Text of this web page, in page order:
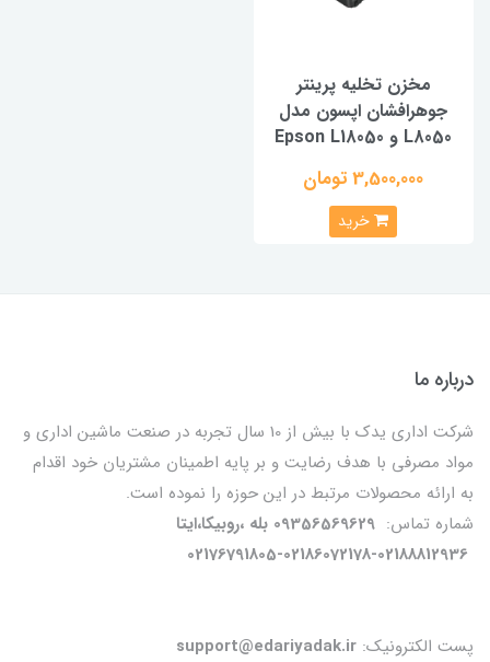
مخزن تخلیه پرینتر
جوهرافشان اپسون مدل
L8050 و Epson L18050
3,500,000 تومان
خرید
درباره ما
شرکت اداری یدک با بیش از 10 سال تجربه در صنعت ماشین اداری و
مواد مصرفی با هدف رضایت و بر پایه اطمینان مشتریان خود اقدام
به ارائه محصولات مرتبط در این حوزه را نموده است.
شماره تماس: 09356569629 بله ،روبیکا،ایتا
02176791805-02186072178-02188812936
پست الکترونیک: